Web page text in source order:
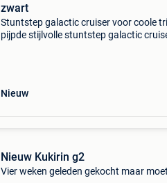
zwart
Stuntstep galactic cruiser voor coole
pijpde stijlvolle stuntstep galactic
Nieuw
Nieuw Kukirin g2
Vier weken geleden gekocht maar